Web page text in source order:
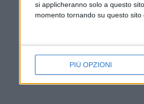
si applicheranno solo a questo
momento tornando su questo
PIÙ OPZIONI